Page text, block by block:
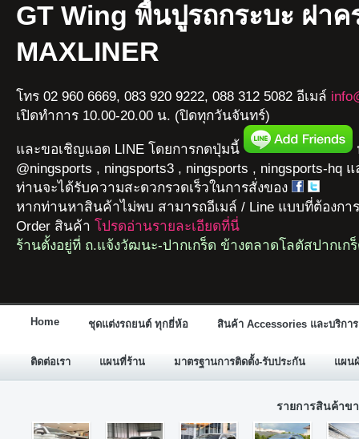
GT Wing พื้นปูรถกระบะ ฝาค
MAXLINER
โทร 02 960 6669, 083 920 9222, 088 312 5082 อีเมล์
เปิดทำการ 10.00-20.00 น. (ปิดทุกวันจันทร์)
และขอเชิญแอด LINE โดยการกดปุ่มนี้
@ningsports , ningsports3 , ningsports , ningsports-hq
ท่านจะได้รับความสะดวกรวดเร็วในการสั่งของ
หากท่านหาสินค้าไม่พบ สามารถอีเมล์ / Line แบบที่ต้องกา
Order สินค้า โปรดอ่านรายละเอียดที่นี่
ร้านตั้งอยู่ที่ ถ.แจ้งวัฒนะ-ปากเกร็ด ข้างตลาดโลตัสปากเก
Home ชุดแต่งรถยนต์ ทุกยี่ห้อ สินค้า Accessories และบริการ
ติดต่อเรา แผนที่ร้าน มาตรฐานการติดตั้ง-รับประกัน แผน
รายการสินค้าข